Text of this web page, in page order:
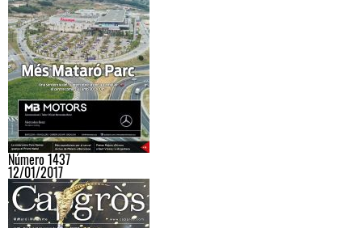
Número 1437
12/01/2017